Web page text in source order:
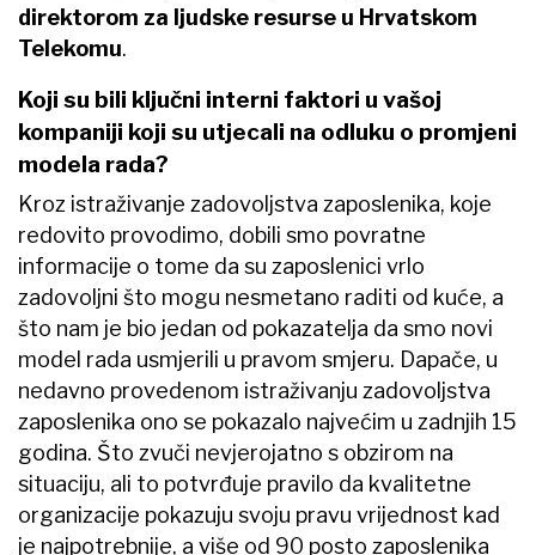
direktorom za ljudske resurse u Hrvatskom
Telekomu.
Koji su bili ključni interni faktori u vašoj
kompaniji koji su utjecali na odluku o promjeni
modela rada?
Kroz istraživanje zadovoljstva zaposlenika, koje
redovito provodimo, dobili smo povratne
informacije o tome da su zaposlenici vrlo
zadovoljni što mogu nesmetano raditi od kuće, a
što nam je bio jedan od pokazatelja da smo novi
model rada usmjerili u pravom smjeru. Dapače, u
nedavno provedenom istraživanju zadovoljstva
zaposlenika ono se pokazalo najvećim u zadnjih 15
godina. Što zvuči nevjerojatno s obzirom na
situaciju, ali to potvrđuje pravilo da kvalitetne
organizacije pokazuju svoju pravu vrijednost kad
je najpotrebnije, a više od 90 posto zaposlenika